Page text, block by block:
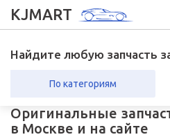
KJMART
в регионы Возврат
Найдите любую запчасть
По категориям
Оригинальные
в Москве и на сайте